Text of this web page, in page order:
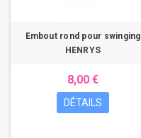
Embout rond pour swinging
HENRYS
8,00 €
DÉTAILS